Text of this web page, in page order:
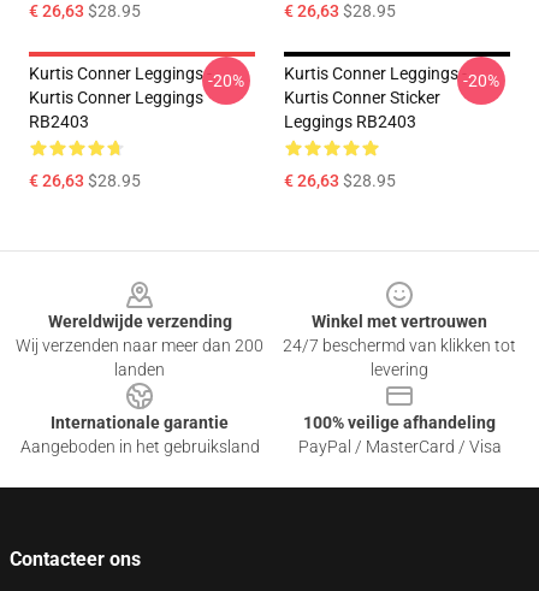
€ 26,63 $28.95 € 26,63 $28.95
Kurtis Conner Leggings -
Kurtis Conner Leggings
RB2403
€ 26,63 $28.95
-20%
Kurtis Conner Leggings -
Kurtis Conner Sticker
Leggings RB2403
€ 26,63 $28.95
-20%
Wereldwijde verzending
Wij verzenden naar meer dan 200
landen
Winkel met vertrouwen
24/7 beschermd van klikken tot
levering
Internationale garantie
Aangeboden in het gebruiksland
100% veilige afhandeling
PayPal / MasterCard / Visa
Contacteer ons